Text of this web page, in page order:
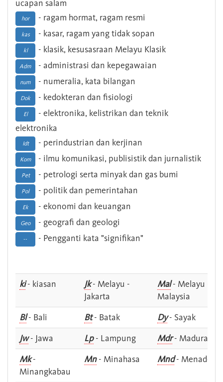
ucapan salam
hor - ragam hormat, ragam resmi
kas - kasar, ragam yang tidak sopan
kl - klasik, kesusasraan Melayu Klasik
Adm - administrasi dan kepegawaian
num - numeralia, kata bilangan
Dok - kedokteran dan fisiologi
El
- elektronika, kelistrikan dan teknik
elektronika
Idt - perindustrian dan kerjinan
Kom - ilmu komunikasi, publisistik dan jurnalistik
Pet - petrologi serta minyak dan gas bumi
Pol - politik dan pemerintahan
Ek - ekonomi dan keuangan
Geo - geografi dan geologi
-- - Pengganti kata "signifikan"
ki- kiasan Jk- Melayu -
Jakarta
Mal- Melayu -
Malaysia
Bl- Bali Bt- Batak Dy- Sayak
Jw- Jawa Lp- Lampung Mdr- Madura
Mk-
Minangkabau
Mn- Minahasa Mnd- Menado